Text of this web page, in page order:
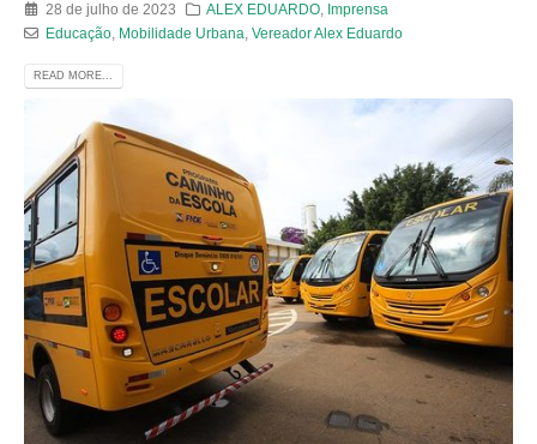
28 de julho de 2023 ALEX EDUARDO
Imprensa
Educação, Mobilidade Urbana Vereador Alex Eduardo
READ MORE...